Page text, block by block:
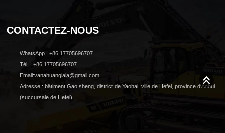
CONTACTEZ-NOUS
WhatsApp : +86 17705696707
Tél. : +86 17705696707
Email:vanahuanglala@gmail.com
Adresse : bâtiment Gao sheng, district de Yaohai, ville de Hefei, province d'Anhui
(succursale de Hefei)